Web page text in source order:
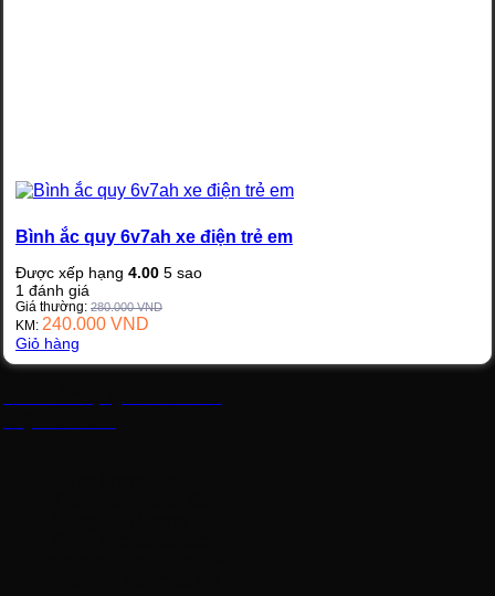
Bình ắc quy 6v7ah xe điện trẻ em
Được xếp hạng 4.00 5 sao
1 đánh giá
Giá thường: 280.000VND
KM: 240.000 VND
Giỏ hàng